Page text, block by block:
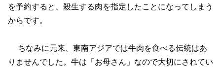
を予約すると、殺生する肉を指定したことになってしまう
からです。
ちなみに元来、東南アジアでは牛肉を食べる伝統はあ
りませんでした。牛は「お母さん」なので大切にされてい